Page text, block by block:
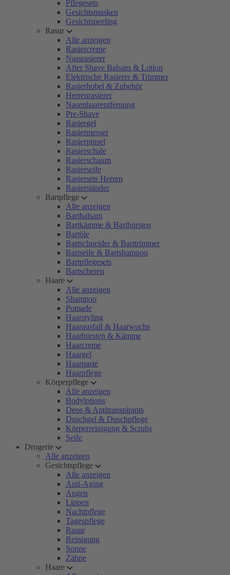
Pflegesets
Gesichtsmasken
Gesichtspeeling
Rasur
Alle anzeigen
Rasiercreme
Nassrasierer
After Shave Balsam & Lotion
Elektrische Rasierer & Trimmer
Rasierhobel & Zubehör
Herrenrasierer
Nasenhaarentfernung
Pre-Shave
Rasiergel
Rasiermesser
Rasierpinsel
Rasierschale
Rasierschaum
Rasierseife
Rasiersets Herren
Rasierständer
Bartpflege
Alle anzeigen
Bartbalsam
Bartkämme & Bartbürsten
Bartöle
Bartschneider & Barttrimmer
Bartseife & Bartshampoo
Bartpflegesets
Bartscheren
Haare
Alle anzeigen
Shampoo
Pomade
Haarstyling
Haarausfall & Haarwuchs
Haarbürsten & Kämme
Haarcreme
Haargel
Haarpaste
Haarpflege
Körperpflege
Alle anzeigen
Bodylotions
Deos & Antitranspirants
Duschgel & Duschpflege
Körperreinigung & Scrubs
Seife
Drogerie
Alle anzeigen
Gesichtspflege
Alle anzeigen
Anti-Aging
Augen
Lippen
Nachtpflege
Tagespflege
Rasur
Reinigung
Sonne
Zähne
Haare